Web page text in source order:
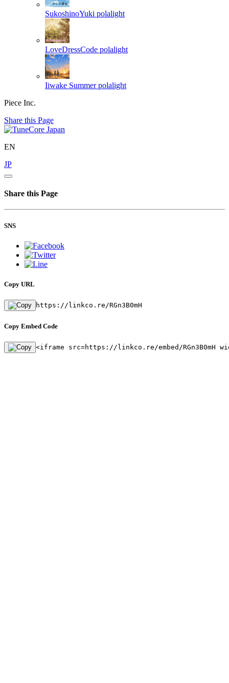
SukoshinoYuki polalight
LoveDressCode polalight
Iiwake Summer polalight
Piece Inc.
Share this Page
EN
JP
Share this Page
SNS
Copy URL
https://linkco.re/RGn3B0mH
Copy Embed Code
<iframe src=https://linkco.re/embed/RGn3B0mH